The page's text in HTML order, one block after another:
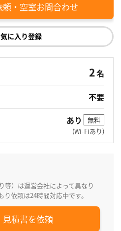
頼・空室お問合わせ
に入り登録
2名
不要
あり
無料
(Wi-Fiあり)
等）は運営会社によって異なり
依頼は24時間対応中です。
見積書を依頼